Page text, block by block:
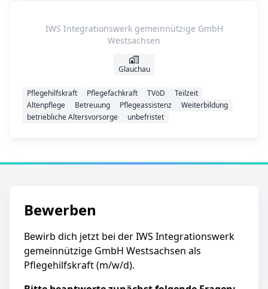
IWS Integrationswerk gemeinnützige GmbH
Westsachsen
Glauchau
Pflegehilfskraft Pflegefachkraft TVöD
Teilzeit
Altenpflege
Betreuung Pflegeassistenz
Weiterbildung
betriebliche Altersvorsorge
unbefristet
Bewerben
Bewirb dich jetzt bei der IWS Integrationswerk
gemeinnützige GmbH Westsachsen als
Pflegehilfskraft (m/w/d).